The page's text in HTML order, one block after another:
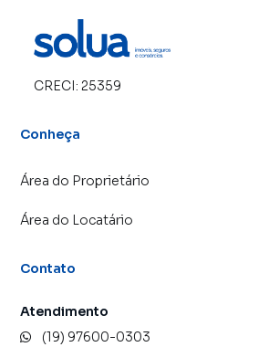
CRECI: 25359
Conheça
Área do Proprietário
Área do Locatário
Contato
Atendimento
(19) 97600-0303